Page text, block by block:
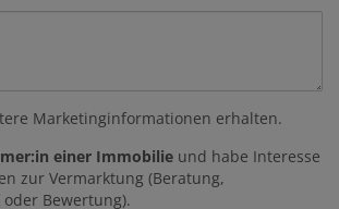
Marketinginformationen erhalten.
einer Immobilie und habe Interesse
zur Vermarktung (Beratung,
Bewertung).